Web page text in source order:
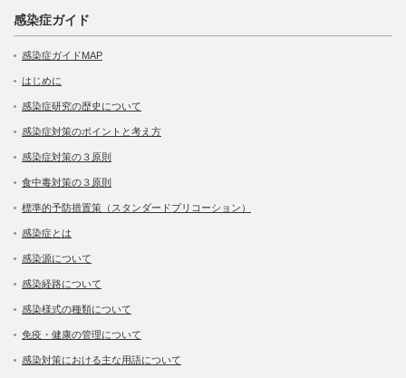
感染症ガイド
感染症ガイドMAP
はじめに
感染症研究の歴史について
感染症対策のポイントと考え方
感染症対策の３原則
食中毒対策の３原則
標準的予防措置策（スタンダードプリコーション）
感染症とは
感染源について
感染経路について
感染様式の種類について
免疫・健康の管理について
感染対策における主な用語について